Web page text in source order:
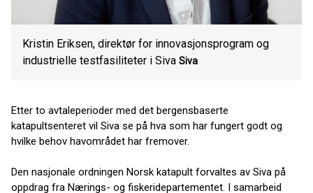
Kristin Eriksen, direktør for innovasjonsprogram og
industrielle testfasiliteter i Siva Siva
Etter to avtaleperioder med det bergensbaserte
katapultsenteret vil Siva se på hva som har fungert godt og
hvilke behov havområdet har fremover.
Den nasjonale ordningen Norsk katapult forvaltes av Siva på
oppdrag fra Nærings- og fiskeridepartementet. I samarbeid